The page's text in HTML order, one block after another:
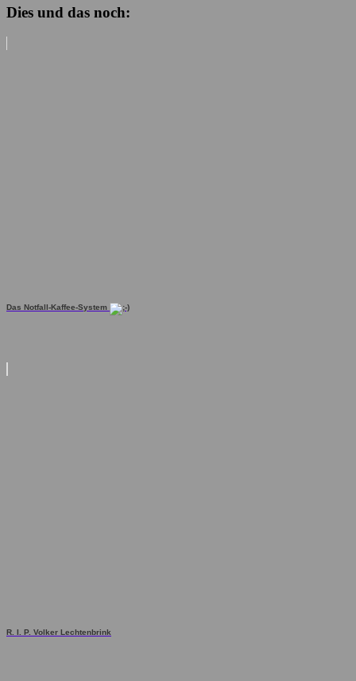
Dies und das noch:
Das Notfall-Kaffee-System
R. I. P. Volker Lechtenbrink